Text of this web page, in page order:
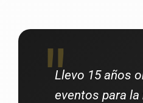
Llevo 15 años
eventos para la